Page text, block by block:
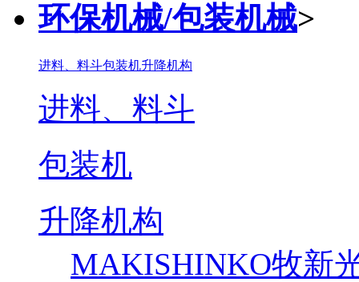
环保机械/包装机械>
进料、料斗包装机升降机构
进料、料斗
包装机
升降机构
MAKISHINKO牧新